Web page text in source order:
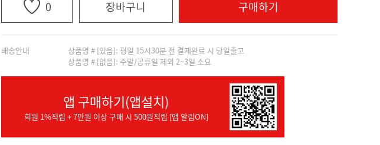
0 장바구니 구매하기
배송안내
상품명 # [있음]: 평일 15시30분 전 결제완료 시 당일출고
상품명 # [없음]: 주말/공휴일 제외 2~3일 소요
앱 구매하기(앱설치)
회원 1%적립 + 7만원 이상 구매 시 500원적립 [앱 알림ON]